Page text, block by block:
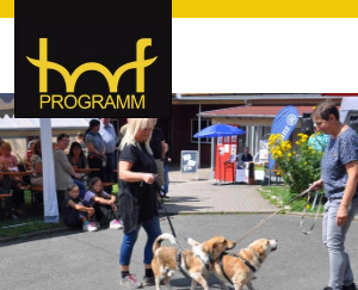
hof-programm – das
Veranstaltungsportal für
Hochfranken